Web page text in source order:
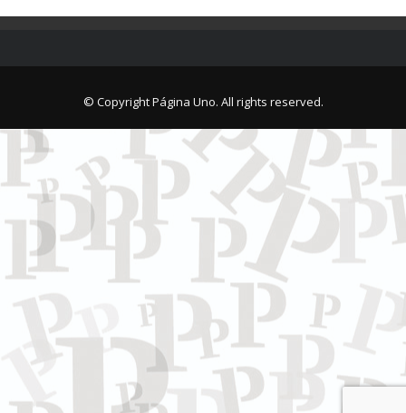
© Copyright Página Uno. All rights reserved.